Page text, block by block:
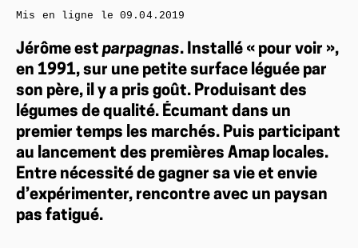
Jérôme est parpagnas. Installé « pour voir »,
en 1991, sur une petite surface léguée par
son père, il y a pris goût. Produisant des
légumes de qualité. Écumant dans un
premier temps les marchés. Puis participant
au lancement des premières Amap locales.
Entre nécessité de gagner sa vie et envie
d’expérimenter, rencontre avec un paysan
pas fatigué.
Mis en ligne le09.04.2019